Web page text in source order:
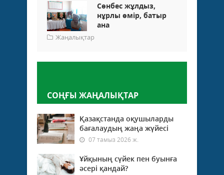
Сөнбес жұлдыз,
нұрлы өмір, батыр
ана
Жаңалықтар
СОҢҒЫ ЖАҢАЛЫҚТАР
Қазақстанда оқушыларды
бағалаудың жаңа жүйесі
07 тамыз 2026 ж.
Ұйқының сүйек пен буынға
әсері қандай?